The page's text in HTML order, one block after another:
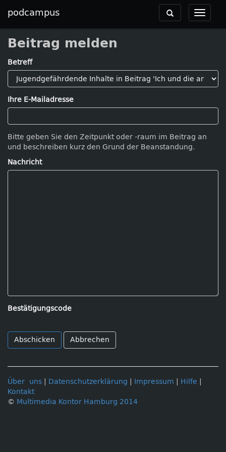
podcampus
Toggle
Toggle
navigation
Beitrag melden
Betreff
Ihre E-Mailadresse
Bitte geben Sie den Zeitpunkt oder -raum im Beitrag an
und beschreiben kurz den Grund der Beanstandung.
Nachricht
Bestätigungscode
Abbrechen
Über uns Datenschutzerklärung Impressum Hilfe
Kontakt
© Multimedia Kontor Hamburg 2014